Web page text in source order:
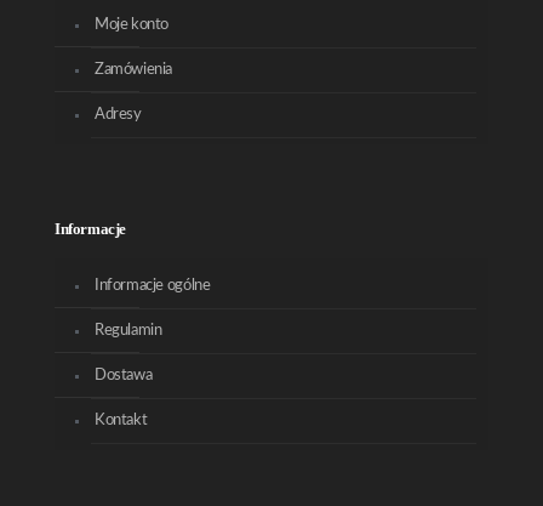
Moje konto
Zamówienia
Adresy
Informacje
Informacje ogólne
Regulamin
Dostawa
Kontakt